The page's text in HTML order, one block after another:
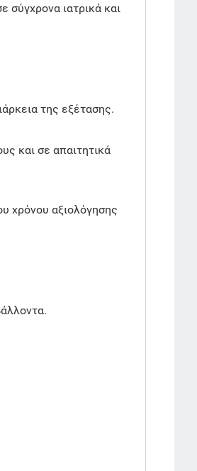
σύγχρονα ιατρικά και
της εξέτασης.
και σε απαιτητικά
χρόνου αξιολόγησης